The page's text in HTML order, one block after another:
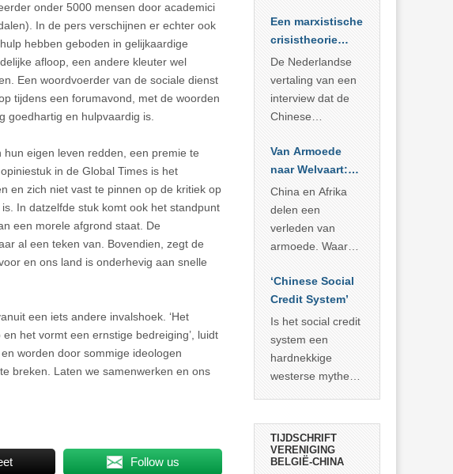
onder 5000 mensen door academici
In de pers verschijnen er echter ook
hebben geboden in gelijkaardige
afloop, een andere kleuter wel
Een woordvoerder van de sociale dienst
tijdens een forumavond, met de woorden
goedhartig en hulpvaardig is.
eigen leven redden, een premie te
in de Global Times is het
en zich niet vast te pinnen op de kritiek op
In datzelfde stuk komt ook het standpunt
een morele afgrond staat. De
al een teken van. Bovendien, zegt de
en ons land is onderhevig aan snelle
een iets andere invalshoek. ‘Het
het vormt een ernstige bedreiging’, luidt
worden door sommige ideologen
breken. Laten we samenwerken en ons
Follow us
Een marxistische
crisistheorie
voor vandaag
De Nederlandse
vertaling van een
interview dat de
Chinese
Sociale
Wetenschappen
afnam van de
Britse
marxistische
econoom Michael
zien dat
… >> lees meer
Van Armoede
naar Welvaart:
Wat Afrika kan
leren van
China’s
economisch
China en Afrika
delen een
verleden van
armoede. Waar
voorbije veertig
jaar in slaagde
meer dan 800
miljoen mensen
uit de armoede
… >> lees meer
‘Chinese Social
Credit System’
Is het social credit
system een
hardnekkige
westerse mythe of
TIJDSCHRIFT
VERENIGING
BELGIË-CHINA